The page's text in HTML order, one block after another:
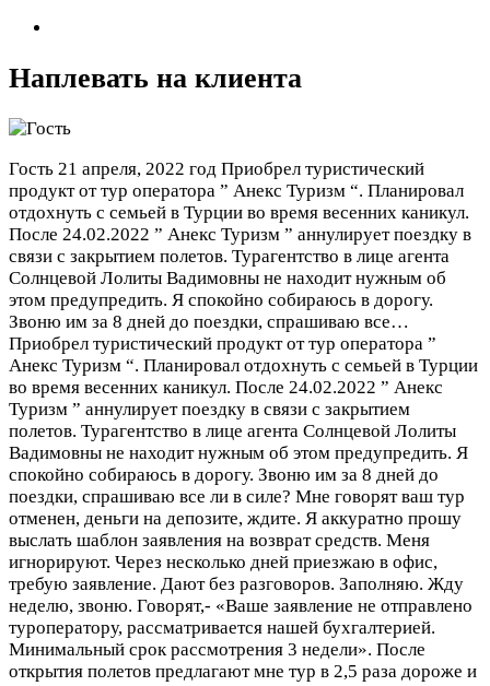
Наплевать на клиента
Гость 21 апреля, 2022 год Приобрел туристический
продукт от тур оператора ” Анекс Туризм “. Планировал
отдохнуть с семьей в Турции во время весенних каникул.
После 24.02.2022 ” Анекс Туризм ” аннулирует поездку в
связи с закрытием полетов. Турагентство в лице агента
Солнцевой Лолиты Вадимовны не находит нужным об
этом предупредить. Я спокойно собираюсь в дорогу.
Звоню им за 8 дней до поездки, спрашиваю все…
Приобрел туристический продукт от тур оператора ”
Анекс Туризм “. Планировал отдохнуть с семьей в Турции
во время весенних каникул. После 24.02.2022 ” Анекс
Туризм ” аннулирует поездку в связи с закрытием
полетов. Турагентство в лице агента Солнцевой Лолиты
Вадимовны не находит нужным об этом предупредить. Я
спокойно собираюсь в дорогу. Звоню им за 8 дней до
поездки, спрашиваю все ли в силе? Мне говорят ваш тур
отменен, деньги на депозите, ждите. Я аккуратно прошу
выслать шаблон заявления на возврат средств. Меня
игнорируют. Через несколько дней приезжаю в офис,
требую заявление. Дают без разговоров. Заполняю. Жду
неделю, звоню. Говорят,- «Ваше заявление не отправлено
туроператору, рассматривается нашей бухгалтерией.
Минимальный срок рассмотрения 3 недели». После
открытия полетов предлагают мне тур в 2,5 раза дороже и